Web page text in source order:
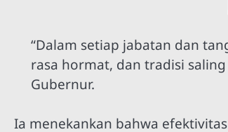
“Dalam setiap jabatan dan
rasa hormat, dan tradisi
Gubernur.
Ia menekankan bahwa